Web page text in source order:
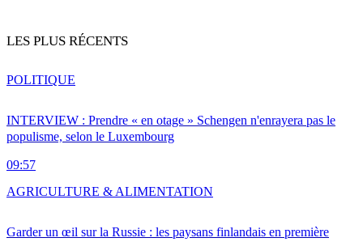
LES PLUS RÉCENTS
INTERVIEW : Prendre « en otage » Schengen n'enrayera pas le
populisme, selon le Luxembourg
09:57
POLITIQUE
Garder un œil sur la Russie : les paysans finlandais en première
AGRICULTURE & ALIMENTATION